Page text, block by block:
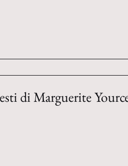
di Marguerite